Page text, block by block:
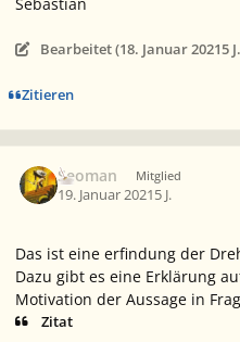
Sebastian
Bearbeitet (18. Januar 20215 J.
Zitieren
Seoman Mitglied
19. Januar 20215 J.
Das ist eine erfindung der
Dazu gibt es eine Erklärung
Motivation der Aussage in
Zitat